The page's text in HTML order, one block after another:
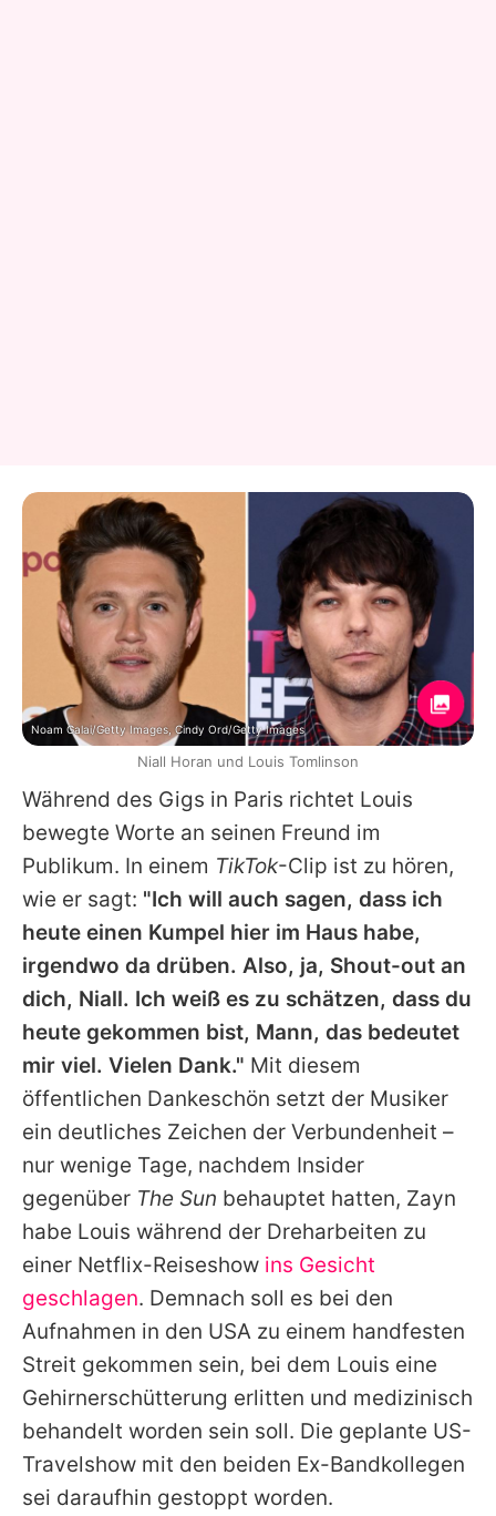
Während des Gigs in Paris richtet Louis
bewegte Worte an seinen Freund im
Publikum. In einem TikTok-Clip ist zu hören,
wie er sagt: "Ich will auch sagen, dass ich
heute einen Kumpel hier im Haus habe,
irgendwo da drüben. Also, ja, Shout-out an
dich, Niall. Ich weiß es zu schätzen, dass du
heute gekommen bist, Mann, das bedeutet
mir viel. Vielen Dank." Mit diesem
öffentlichen Dankeschön setzt der Musiker
ein deutliches Zeichen der Verbundenheit –
nur wenige Tage, nachdem Insider
gegenüber The Sun behauptet hatten, Zayn
habe Louis während der Dreharbeiten zu
einer Netflix-Reiseshow ins Gesicht
geschlagen. Demnach soll es bei den
Aufnahmen in den USA zu einem handfesten
Streit gekommen sein, bei dem Louis eine
Gehirnerschütterung erlitten und medizinisch
behandelt worden sein soll. Die geplante US-
Travelshow mit den beiden Ex-Bandkollegen
sei daraufhin gestoppt worden.
Noam Galai/Getty Images, Cindy Ord/Getty Images
Niall Horan und Louis Tomlinson